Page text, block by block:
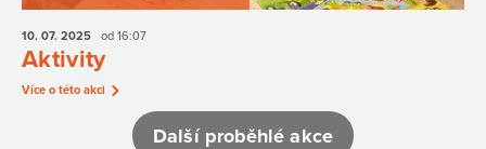
10. 07. 2025 od 16:07
Aktivity
Více o této akci
Další proběhlé akce